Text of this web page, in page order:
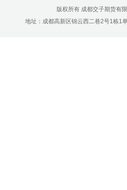
版权所有 成都交子期货有
地址：成都高新区锦云西二巷2号1栋1